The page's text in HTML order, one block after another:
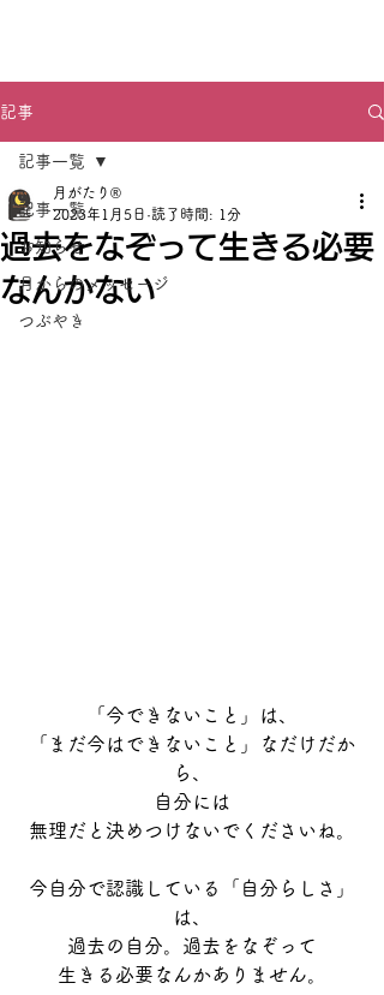
記事
記事一覧
お知らせ
月からのメッセージ
つぶやき
記事一覧
過去をなぞって生きる必要
なんかない
月がたり®
2023年1月5日 読了時間: 1分
「今できないこと」は、
「まだ今はできないこと」なだけだか
ら、
自分には
無理だと決めつけないでくださいね。
今自分で認識している「自分らしさ」
は、
過去の自分。過去をなぞって
生きる必要なんかありません。